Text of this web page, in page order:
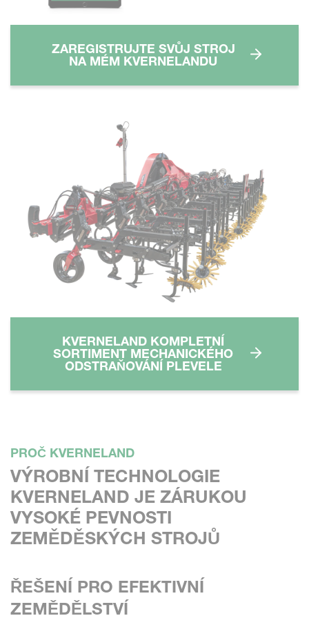
ZAREGISTRUJTE SVŮJ STROJ
NA MÉM KVERNELANDU
KVERNELAND KOMPLETNÍ
SORTIMENT MECHANICKÉHO
ODSTRAŇOVÁNÍ PLEVELE
PROČ KVERNELAND
VÝROBNÍ TECHNOLOGIE
KVERNELAND JE ZÁRUKOU
VYSOKÉ PEVNOSTI
ZEMĚDĚSKÝCH STROJŮ
ŘEŠENÍ PRO EFEKTIVNÍ
ZEMĚDĚLSTVÍ